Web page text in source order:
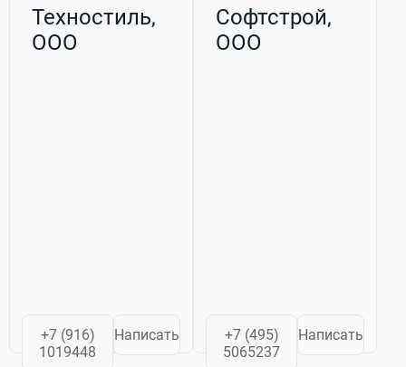
Техностиль,
ООО
+7 (916)
1019448
Написать
Софтстрой,
ООО
+7 (495)
5065237
Написать